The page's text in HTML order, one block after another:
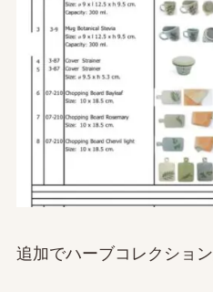
追加でハーブコレクショ